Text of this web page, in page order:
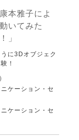
本雅子によ
いてみた
」
に3Dオブジェク
！
ケーション・セ
ケーション・セ